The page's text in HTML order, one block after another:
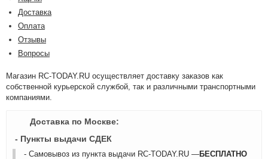
Доставка
Оплата
Отзывы
Вопросы
Магазин RC-TODAY.RU осуществляет доставку заказов как
собственной курьерской службой, так и различными транспортными
компаниями.
Доставка по Москве:
- Пункты выдачи СДЕК
- Самовывоз из пункта выдачи RC-TODAY.RU —БЕСПЛАТНО